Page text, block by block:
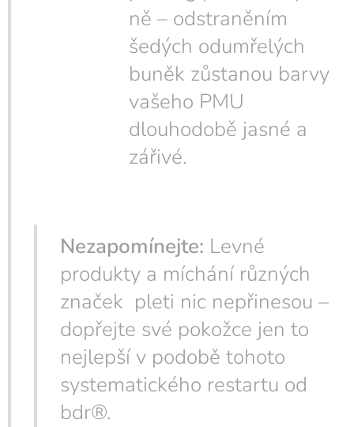
ně – odstraněním
šedých odumřelých
buněk zůstanou barvy
vašeho PMU
dlouhodobě jasné a
zářivé.
Nezapomínejte: Levné
produkty a míchání různých
značek pleti nic nepřinesou –
dopřejte své pokožce jen to
nejlepší v podobě tohoto
systematického restartu od
bdr®.